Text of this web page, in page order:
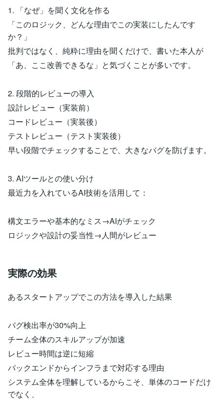
1. 「なぜ」を聞く文化を作る
「このロジック、どんな理由でこの実装にしたんです
か？」
批判ではなく、純粋に理由を聞くだけで、書いた本人が
「あ、ここ改善できるな」と気づくことが多いです。
2. 段階的レビューの導入
設計レビュー（実装前）
コードレビュー（実装後）
テストレビュー（テスト実装後）
早い段階でチェックすることで、大きなバグを防げます。
3. AIツールとの使い分け
最近力を入れているAI技術を活用して：
構文エラーや基本的なミス→AIがチェック
ロジックや設計の妥当性→人間がレビュー
実際の効果
あるスタートアップでこの方法を導入した結果
バグ検出率が30%向上
チーム全体のスキルアップが加速
レビュー時間は逆に短縮
バックエンドからインフラまで対応する理由
システム全体を理解しているからこそ、単体のコードだけ
でなく、